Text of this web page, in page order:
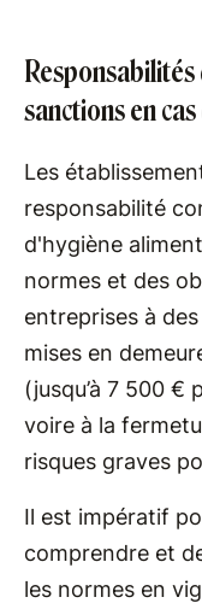
sanctions en
Les
responsabilité
d'hygiène
normes et des
entreprises à
mises en
(jusqu’à 7 500 €
voire à la
risques graves
Il est impératif
comprendre et
les normes en